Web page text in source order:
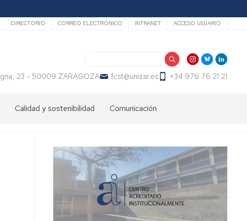
Secundario
DIRECTORIO CORREO ELECTRÓNICO INTRANET ACCESO USUARIO
23 - 50009 ZARAGOZA fcst@unizar.es +34 976 76 21 21
Calidad y sostenibilidad Comunicación